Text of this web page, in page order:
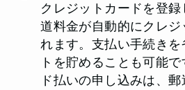
クレジットカードを登
道料金が自動的にクレ
れます。支払い手続き
トを貯めることも可能
ド払いの申し込みは、